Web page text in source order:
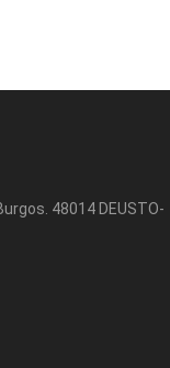
48014 DEUSTO-